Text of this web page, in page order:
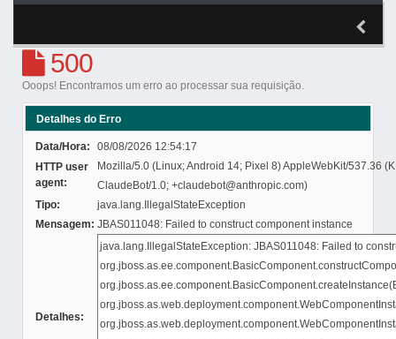
500
Ooops! Encontramos um erro ao processar sua requisição.
Detalhes do Erro
Data/Hora:
08/08/2026 12:54:17
HTTP user
agent:
Mozilla/5.0 (Linux; Android 14; Pixel 8) AppleWebKit/537.36
ClaudeBot/1.0; +claudebot@anthropic.com)
Tipo:
java.lang.IllegalStateException
Mensagem: JBAS011048: Failed to construct component instance
Detalhes: